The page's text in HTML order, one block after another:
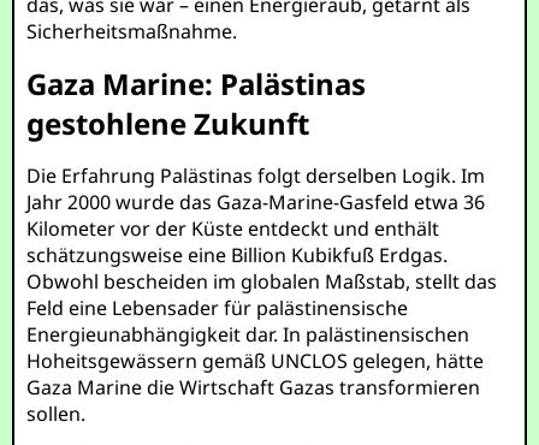
Sicherheitsmaßnahme.
Gaza Marine: Palästinas
gestohlene Zukunft
Die Erfahrung Palästinas folgt derselben Logik. Im
Jahr 2000 wurde das Gaza-Marine-Gasfeld etwa 36
Kilometer vor der Küste entdeckt und enthält
schätzungsweise eine Billion Kubikfuß Erdgas.
Obwohl bescheiden im globalen Maßstab, stellt das
Feld eine Lebensader für palästinensische
Energieunabhängigkeit dar. In palästinensischen
Hoheitsgewässern gemäß UNCLOS gelegen, hätte
Gaza Marine die Wirtschaft Gazas transformieren
sollen.